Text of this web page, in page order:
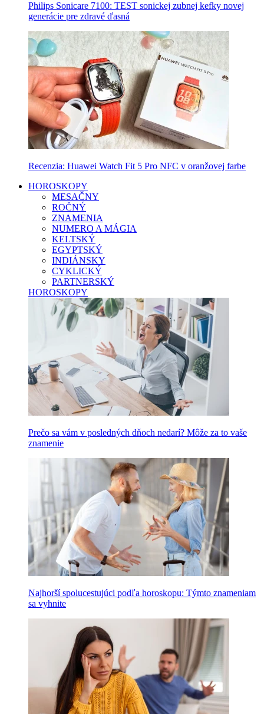
Philips Sonicare 7100: TEST sonickej zubnej kefky novej
generácie pre zdravé ďasná
Recenzia: Huawei Watch Fit 5 Pro NFC v oranžovej farbe
HOROSKOPY
MESAČNY
ROČNÝ
ZNAMENIA
NUMERO A MÁGIA
KELTSKÝ
EGYPTSKÝ
INDIÁNSKY
CYKLICKÝ
PARTNERSKÝ
HOROSKOPY
Prečo sa vám v posledných dňoch nedarí? Môže za to vaše
znamenie
Najhorší spolucestujúci podľa horoskopu: Týmto znameniam
sa vyhnite